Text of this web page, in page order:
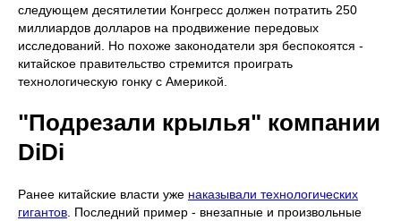
следующем десятилетии Конгресс должен потратить 250
миллиардов долларов на продвижение передовых
исследований. Но похоже законодатели зря беспокоятся -
китайское правительство стремится проиграть
технологическую гонку с Америкой.
"Подрезали крылья" компании
DiDi
Ранее китайские власти уже наказывали технологических
гигантов . Последний пример - внезапные и произвольные